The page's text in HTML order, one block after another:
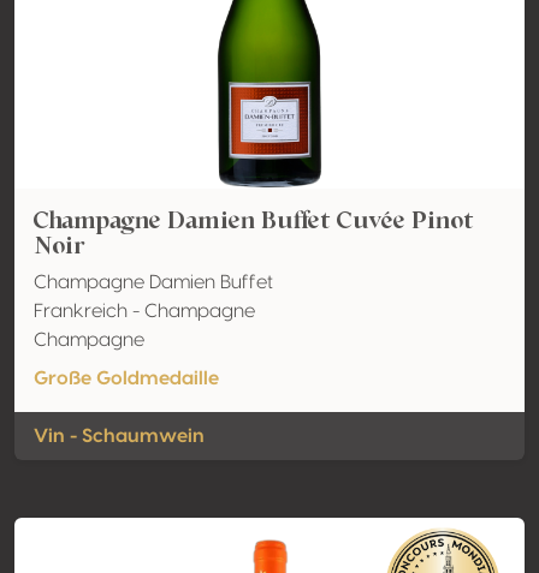
Champagne Damien Buffet Cuvée Pinot
Noir
Champagne Damien Buffet
Frankreich - Champagne
Champagne
Große Goldmedaille
Vin - Schaumwein